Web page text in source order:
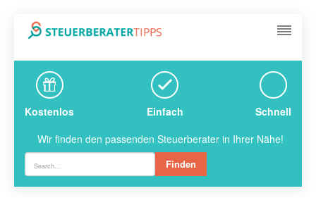
Kostenlos Einfach
Schnell
Wir finden den passenden Steuerberater in Ihrer Nähe!
Finden